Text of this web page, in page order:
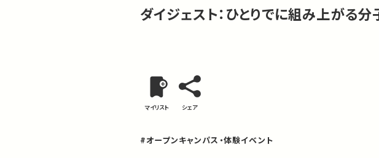
ダイジェスト：ひとりでに組み上がる分
マイリスト シェア
#オープンキャンパス・体験イベント